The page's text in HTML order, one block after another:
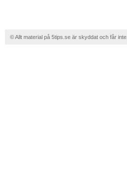
© Allt material på 5tips.se är skyddat och får